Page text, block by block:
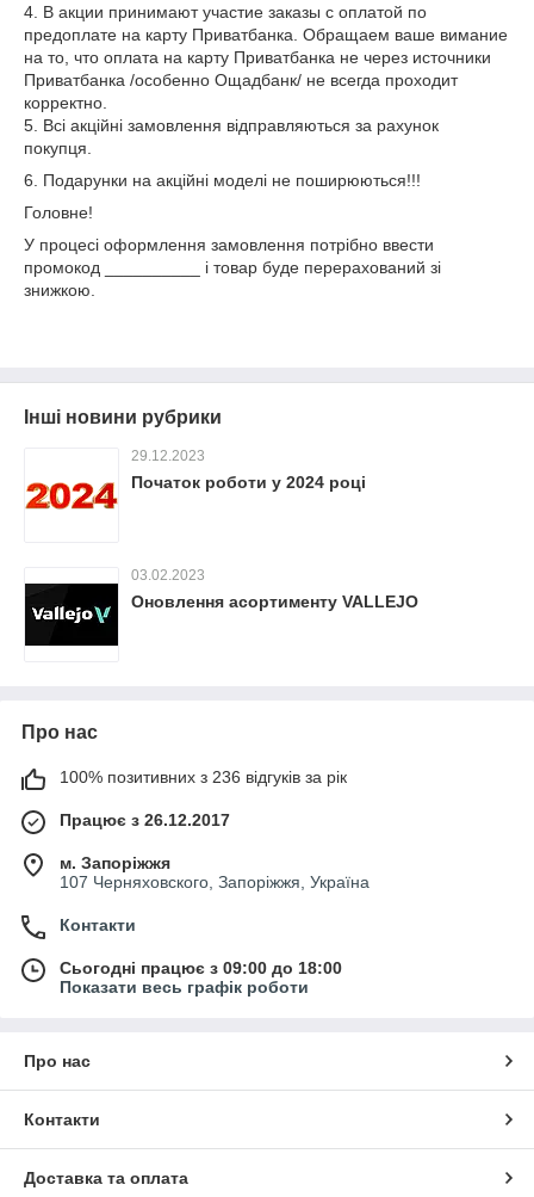
4. В акции принимают участие заказы с оплатой по
предоплате на карту Приватбанка. Обращаем ваше вимание
на то, что оплата на карту Приватбанка не через источники
Приватбанка /особенно Ощадбанк/ не всегда проходит
корректно.
5. Всі акційні замовлення відправляються за рахунок
покупця.
6. Подарунки на акційні моделі не поширюються!!!
Головне!
У процесі оформлення замовлення потрібно ввести
промокод __________ і товар буде перерахований зі
знижкою.
Інші новини рубрики
29.12.2023
Початок роботи у 2024 році
03.02.2023
Оновлення асортименту VALLEJO
Про нас
100% позитивних з 236 відгуків за рік
Працює з 26.12.2017
м. Запоріжжя
107 Черняховского, Запоріжжя, Україна
Контакти
Сьогодні працює з 09:00 до 18:00
Показати весь графік роботи
Про нас
Контакти
Доставка та оплата